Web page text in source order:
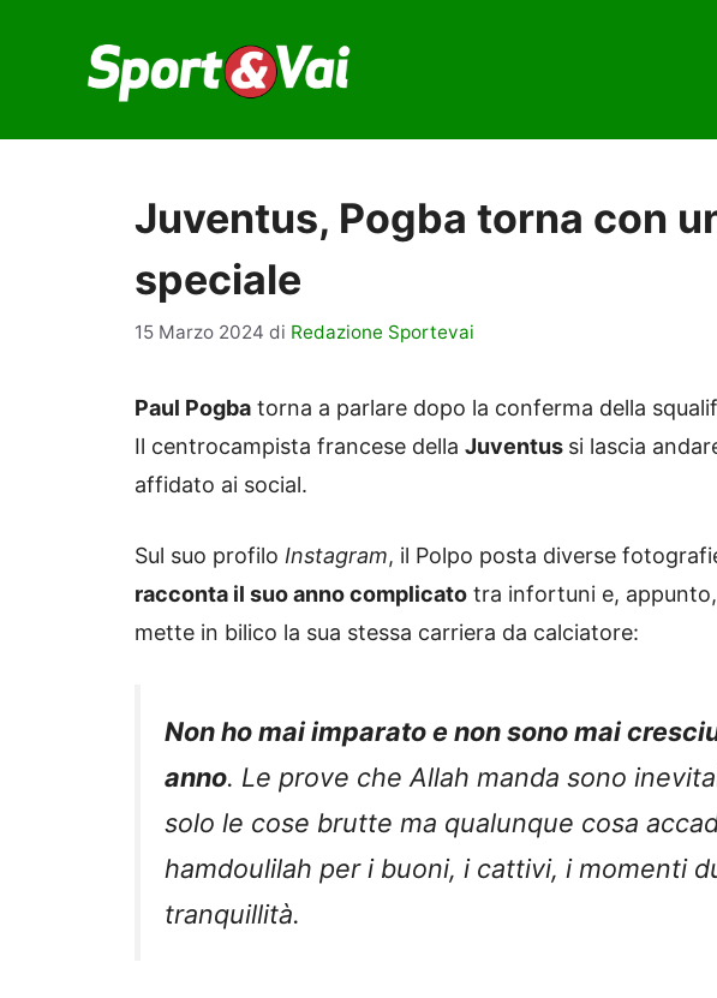
contenuto
Juventus, Pogba torna con
speciale
15 Marzo 2024 di Redazione Sportevai
Paul Pogba torna a parlare dopo la conferma della
Il centrocampista francese della Juventus si lascia
affidato ai social.
Sul suo profilo Instagram, il Polpo posta diverse
racconta il suo anno complicato tra infortuni e,
mette in bilico la sua stessa carriera da calciatore:
Non ho mai imparato e non sono mai
anno. Le prove che Allah manda sono
solo le cose brutte ma qualunque cosa
hamdoulilah per i buoni, i cattivi, i momenti
tranquillità.